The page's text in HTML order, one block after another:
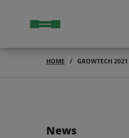
HOME GROWTECH 2021
News